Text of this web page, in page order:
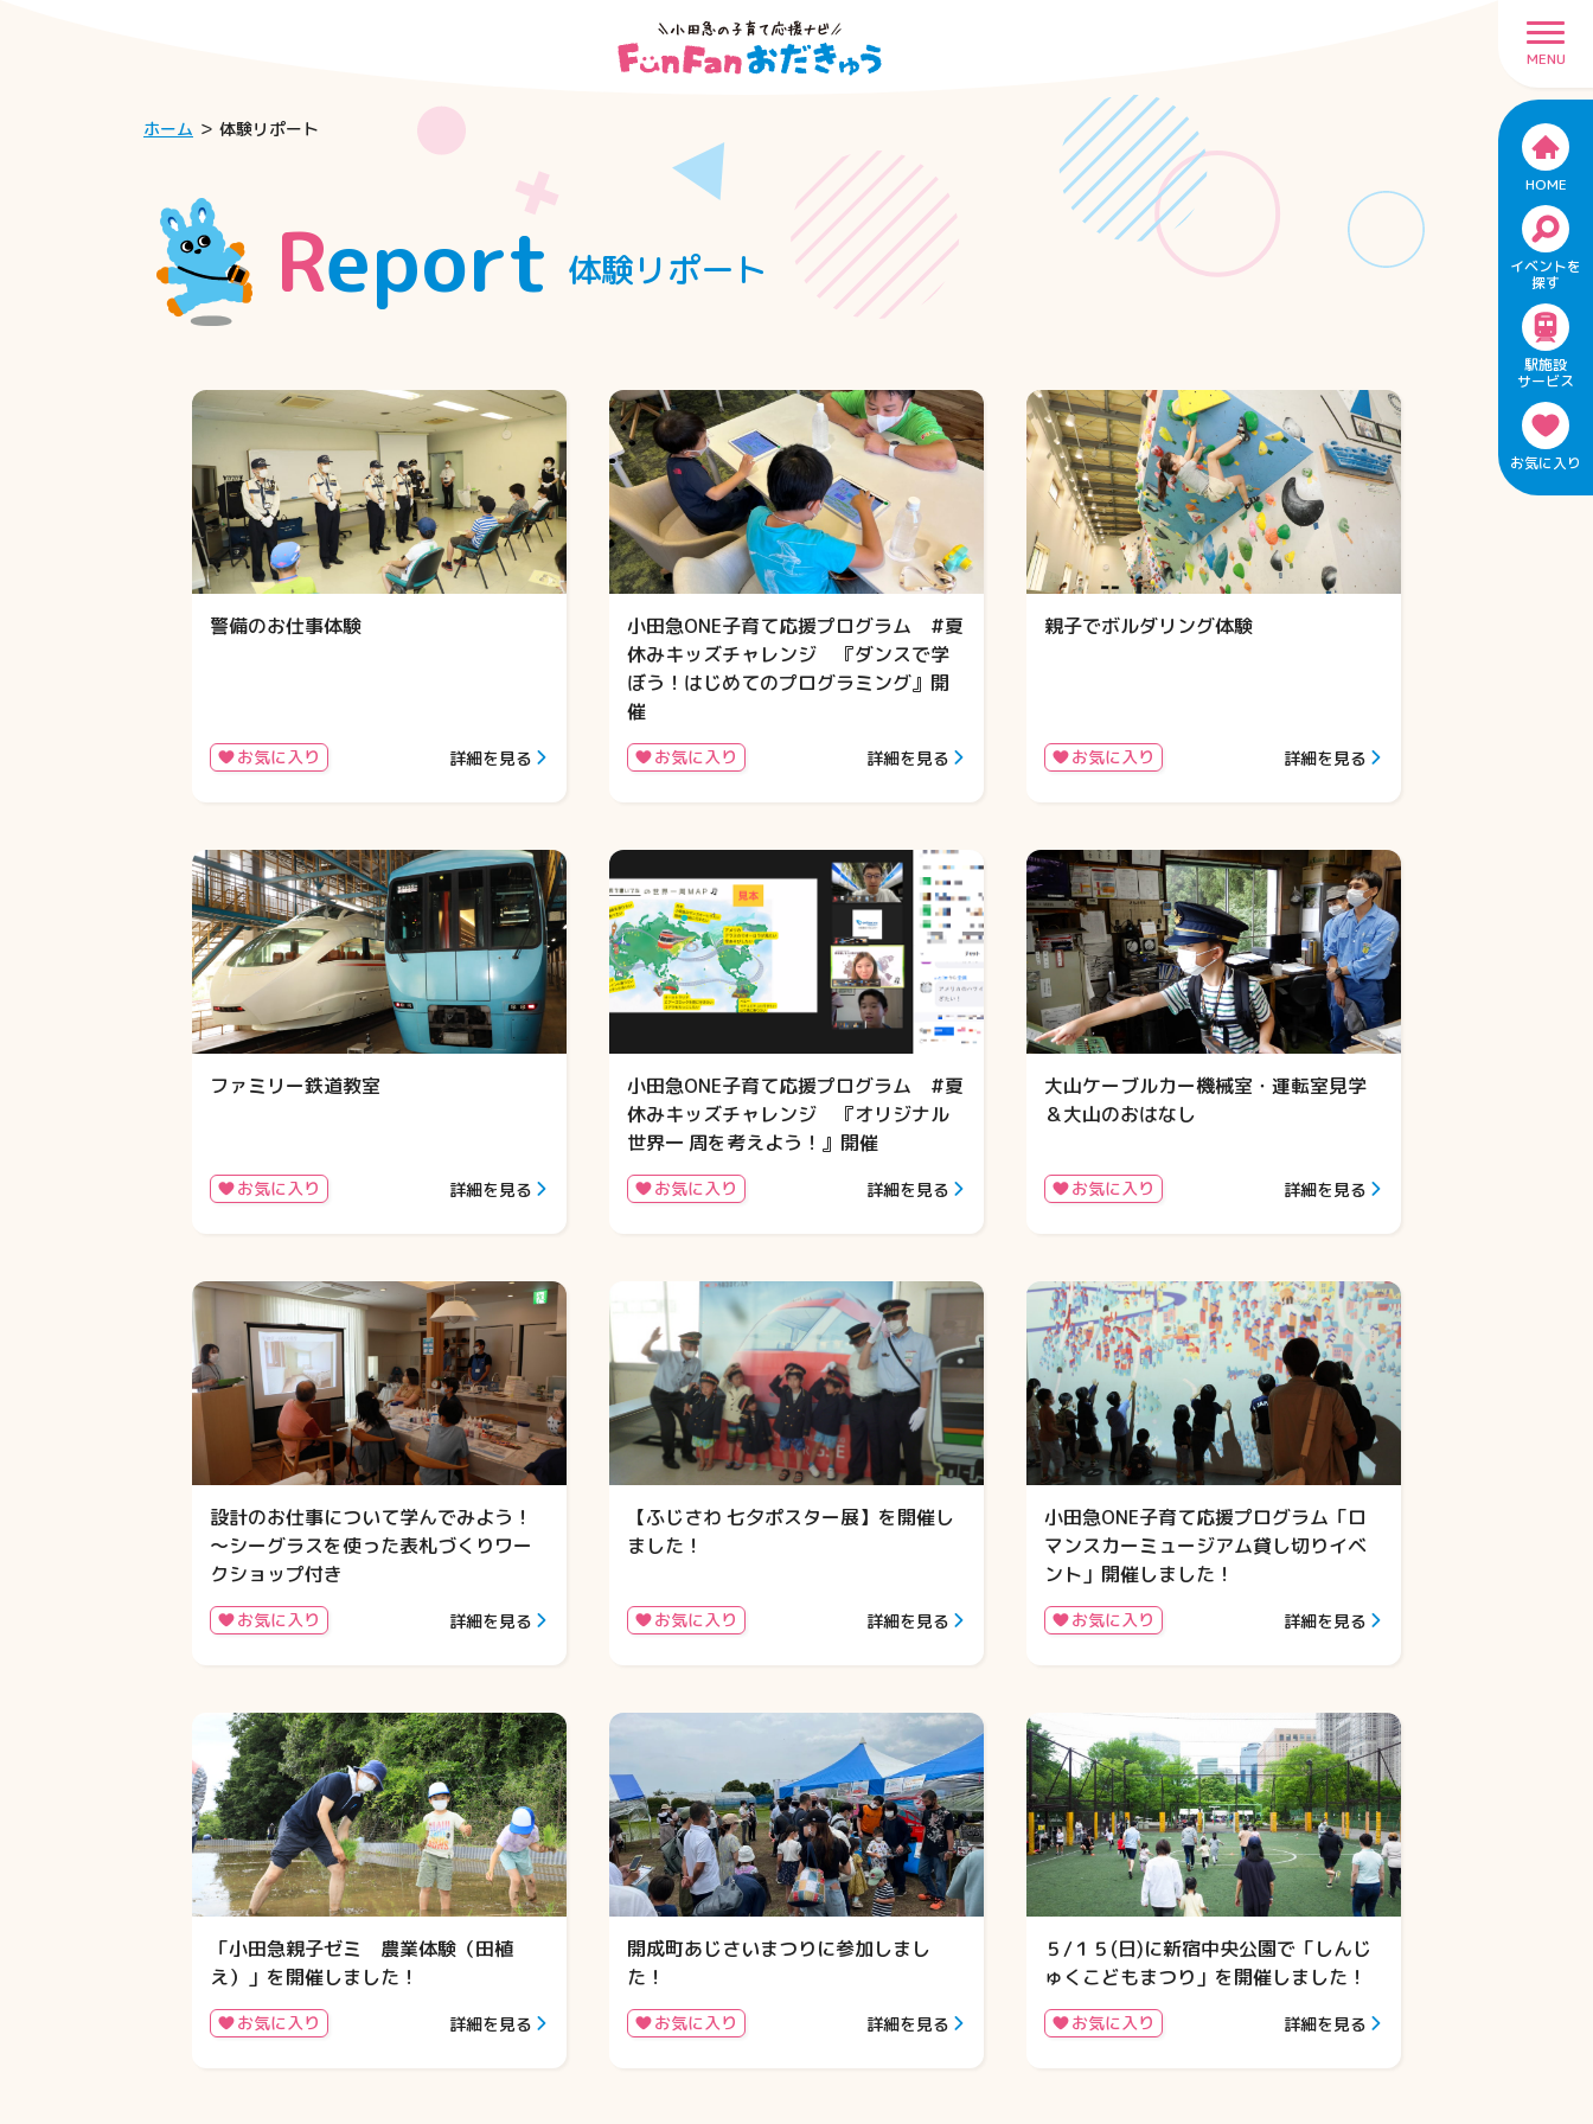
MENU
HOME
イベントを
探す
駅施設
サービス
お気に入り
ホーム 体験リポート
Report 体験リポート
警備のお仕事体験
お気に入り 詳細を見る
小田急ONE子育て応援プログラム #夏
休みキッズチャレンジ 『ダンスで学
ぼう！はじめてのプログラミング』開
催
お気に入り 詳細を見る
親子でボルダリング体験
お気に入り 詳細を見る
ファミリー鉄道教室
お気に入り 詳細を見る
小田急ONE子育て応援プログラム #夏
休みキッズチャレンジ 『オリジナル
世界一 周を考えよう！』開催
お気に入り 詳細を見る
大山ケーブルカー機械室・運転室見学
＆大山のおはなし
お気に入り 詳細を見る
設計のお仕事について学んでみよう！
～シーグラスを使った表札づくりワー
クショップ付き
お気に入り 詳細を見る
【ふじさわ 七夕ポスター展】を開催し
ました！
お気に入り 詳細を見る
小田急ONE子育て応援プログラム「ロ
マンスカーミュージアム貸し切りイベ
ント」開催しました！
お気に入り 詳細を見る
「小田急親子ゼミ 農業体験（田植
え）」を開催しました！
お気に入り 詳細を見る
開成町あじさいまつりに参加しまし
た！
お気に入り 詳細を見る
５/１５(日)に新宿中央公園で「しんじ
ゅくこどもまつり」を開催しました！
お気に入り 詳細を見る